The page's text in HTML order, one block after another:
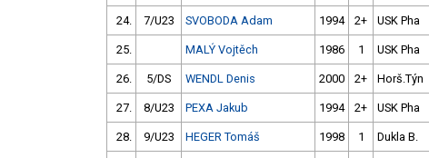
24. 7/U23 SVOBODA Adam 1994 2+ USK Pha
25. MALÝ Vojtěch 1986 1 USK Pha
26. 5/DS WENDL Denis 2000 2+ Horš.Týn
27. 8/U23 PEXA Jakub 1994 2+ USK Pha
28. 9/U23 HEGER Tomáš 1998 1 Dukla B.